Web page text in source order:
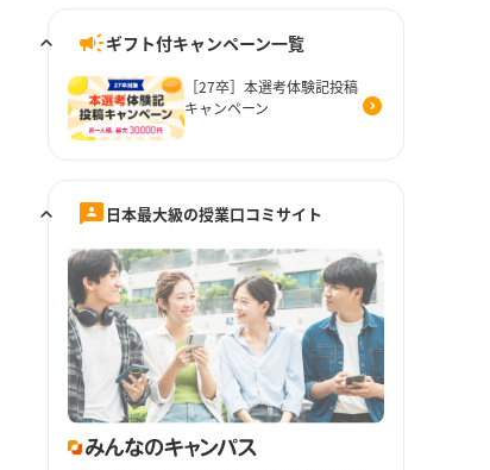
ギフト付キャンペーン一覧
［27卒］本選考体験記投稿
キャンペーン
日本最大級の授業口コミサイト